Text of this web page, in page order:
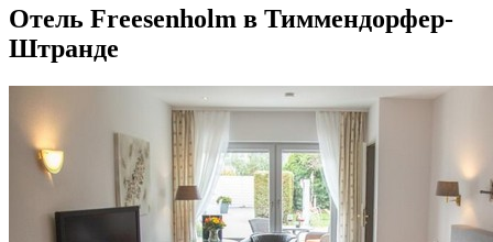
Отель Freesenholm в Тиммендорфер-
Штранде